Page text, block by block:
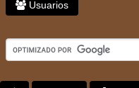
Usuarios